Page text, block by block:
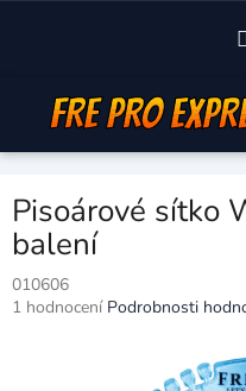
Pisoárové sítko
balení
010606
Průměrné
1 hodnocení Podrobnosti